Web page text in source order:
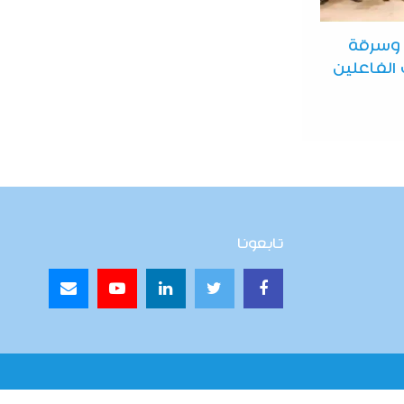
وسرقة
الفاعلين
تابعونا